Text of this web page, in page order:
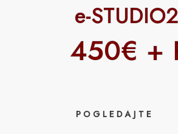
POGLEDAJTE
e-
450€ +